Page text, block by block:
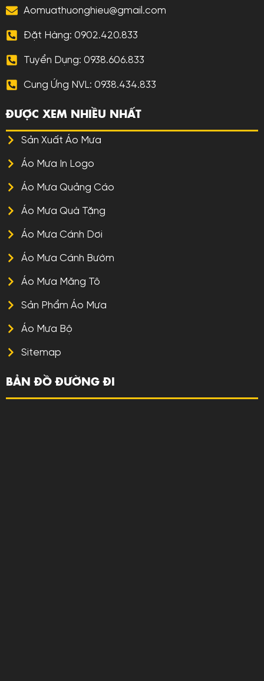
Aomuathuonghieu@gmail.com
Đặt Hàng: 0902.420.833
Tuyển Dụng: 0938.606.833
Cung Ứng NVL: 0938.434.833
ĐƯỢC XEM NHIỀU NHẤT
Sản Xuất Áo Mưa
Áo Mưa In Logo
Áo Mưa Quảng Cáo
Áo Mưa Quà Tặng
Áo Mưa Cánh Dơi
Áo Mưa Cánh Bướm
Áo Mưa Măng Tô
Sản Phẩm Áo Mưa
Áo Mưa Bộ
Sitemap
BẢN ĐỒ ĐƯỜNG ĐI